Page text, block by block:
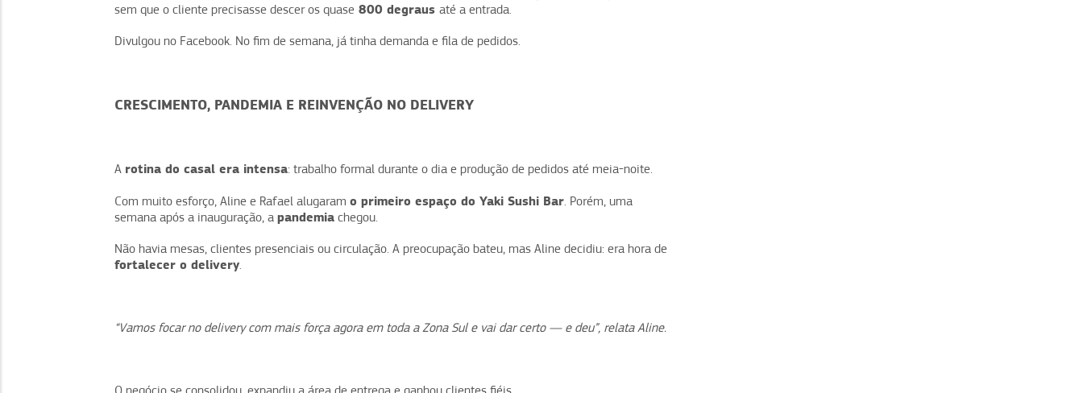
sem que o cliente precisasse descer os quase 800 degraus até a entrada.
Divulgou no Facebook. No fim de semana, já tinha demanda e fila de pedidos.
CRESCIMENTO, PANDEMIA E REINVENÇÃO NO DELIVERY
A rotina do casal era intensa: trabalho formal durante o dia e produção de pedidos até meia-noite.
Com muito esforço, Aline e Rafael alugaram o primeiro espaço do Yaki Sushi Bar. Porém, uma
semana após a inauguração, a pandemia chegou.
Não havia mesas, clientes presenciais ou circulação. A preocupação bateu, mas Aline decidiu: era hora de
fortalecer o delivery.
“Vamos focar no delivery com mais força agora em toda a Zona Sul e vai dar certo — e deu”, relata Aline.